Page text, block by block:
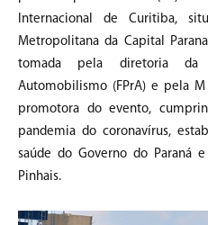
Internacional de Curitiba,
Metropolitana da Capital
tomada pela diretoria da
Automobilismo (FPrA) e pela
promotora do evento,
pandemia do coronavírus,
saúde do Governo do Paraná
Pinhais.